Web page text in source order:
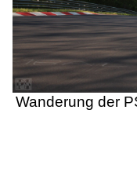
Wanderung der